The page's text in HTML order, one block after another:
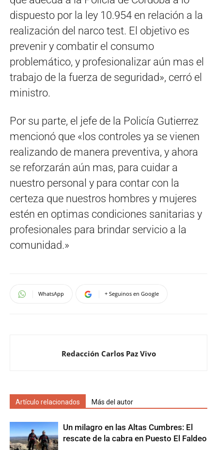
dispuesto por la ley 10.954 en relación a la
realización del narco test. El objetivo es
prevenir y combatir el consumo
problemático, y profesionalizar aún mas el
trabajo de la fuerza de seguridad», cerró el
ministro.
Por su parte, el jefe de la Policía Gutierrez
mencionó que «los controles ya se vienen
realizando de manera preventiva, y ahora
se reforzarán aún mas, para cuidar a
nuestro personal y para contar con la
certeza que nuestros hombres y mujeres
estén en optimas condiciones sanitarias y
profesionales para brindar servicio a la
comunidad.»
WhatsApp + Seguinos en Google
Redacción Carlos Paz Vivo
Artículo relacionados Más del autor
Un milagro en las Altas Cumbres: El
rescate de la cabra en Puesto El Faldeo